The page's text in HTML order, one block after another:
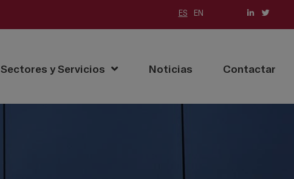
ES EN
Sectores y Servicios Noticias Contactar